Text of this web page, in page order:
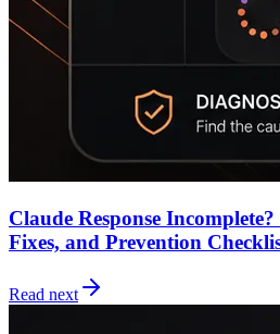
Claude Response
Fixes, and Prevention
Read next